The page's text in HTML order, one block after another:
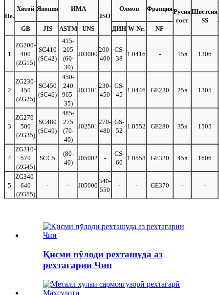
Не.
Хитой Япония
ИМА
ISO
Олмон ФранцияРусия
гост
Шветсия
SS
GB JIS ASTM UNS ДИН W-Nr. NF
1
ZG200-
400
(ZG15)
SC410
(SC42)
415-
205
(60-
30)
J03000
200-
400
GS-
38
1.0416 - 15л 1306
2
ZG230-
450
(ZG25)
SC450
(SC46)
450-
240
965-
35)
J03101
230-
450
GS-
45
1.0446 GE230 25л 1305
3
ZG270-
500
(ZG35)
SC480
(SC49)
485-
275
(70-
40)
J02501
270-
480
GS-
52
1.0552 GE280 35л 1505
4
ZG310-
570
(ZG45)
SCC5
(80-
40)
J05002 -
GS-
60
1.0558 GE320 45л 1606
5
ZG340-
640
(ZG55)
- - J05000
340-
550
- - GE370 - -
Қисми пӯлоди рехташуда аз
рехтагарии Чин